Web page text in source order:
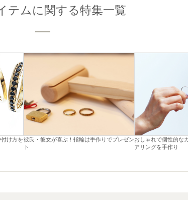
テムに関する特集一覧
け方を彼氏・彼女が喜ぶ！指輪は手作りでプレゼン
ト
おしゃれで個性的な
アリングを手作り